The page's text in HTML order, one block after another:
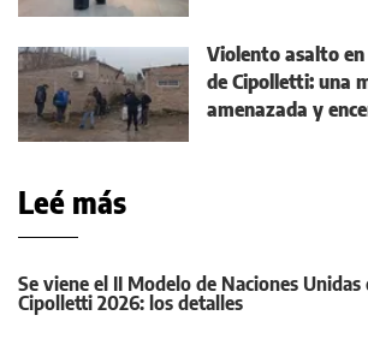
Violento asalto
de Cipolletti: una
amenazada y
Leé más
Se viene el II Modelo de Naciones
Cipolletti 2026: los detalles